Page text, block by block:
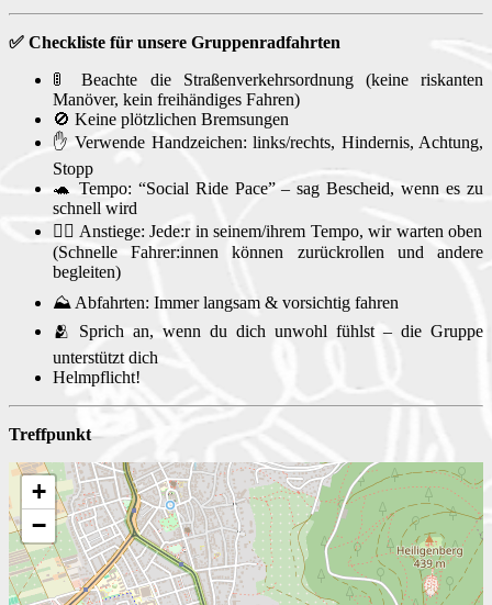
✅ Checkliste für unsere Gruppenradfahrten
🚦 Beachte die Straßenverkehrsordnung (keine riskanten
Manöver, kein freihändiges Fahren)
🚫 Keine plötzlichen Bremsungen
✋ Verwende Handzeichen: links/rechts, Hindernis, Achtung,
Stopp
🐢 Tempo: “Social Ride Pace” – sag Bescheid, wenn es zu
schnell wird
🧗‍♀️ Anstiege: Jede:r in seinem/ihrem Tempo, wir warten oben
(Schnelle Fahrer:innen können zurückrollen und andere
begleiten)
⛰️ Abfahrten: Immer langsam & vorsichtig fahren
🫂 Sprich an, wenn du dich unwohl fühlst – die Gruppe
unterstützt dich
Helmpflicht!
Treffpunkt